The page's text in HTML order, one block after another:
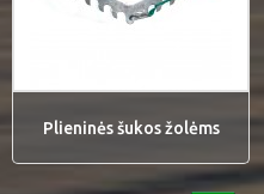
Plieninės šukos žolėms